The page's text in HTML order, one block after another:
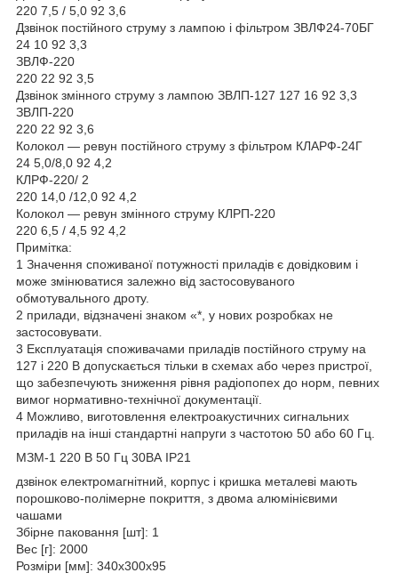
220 7,5 / 5,0 92 3,6
Дзвінок постійного струму з лампою і фільтром ЗВЛФ24-70БГ
24 10 92 3,3
ЗВЛФ-220
220 22 92 3,5
Дзвінок змінного струму з лампою ЗВЛП-127 127 16 92 3,3
ЗВЛП-220
220 22 92 3,6
Колокол — ревун постійного струму з фільтром КЛАРФ-24Г
24 5,0/8,0 92 4,2
КЛРФ-220/ 2
220 14,0 /12,0 92 4,2
Колокол — ревун змінного струму КЛРП-220
220 6,5 / 4,5 92 4,2
Примітка:
1 Значення споживаної потужності приладів є довідковим і
може змінюватися залежно від застосовуваного
обмотувального дроту.
2 прилади, відзначені знаком «*, у нових розробках не
застосовувати.
3 Експлуатація споживачами приладів постійного струму на
127 і 220 В допускається тільки в схемах або через пристрої,
що забезпечують зниження рівня радіопопех до норм, певних
вимог нормативно-технічної документації.
4 Можливо, виготовлення електроакустичних сигнальних
приладів на інші стандартні напруги з частотою 50 або 60 Гц.
МЗМ-1 220 В 50 Гц 30ВА IP21
дзвінок електромагнітний, корпус і кришка металеві мають
порошково-полімерне покриття, з двома алюмінієвими
чашами
Збірне паковання [шт]: 1
Вес [г]: 2000
Розміри [мм]: 340х300х95